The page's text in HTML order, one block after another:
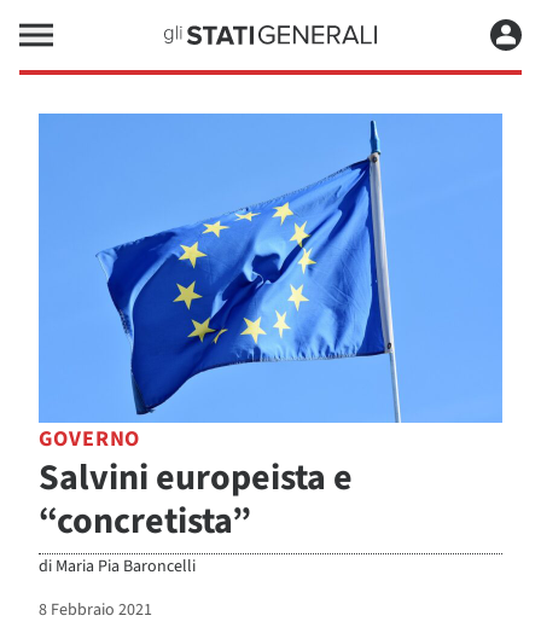
GOVERNO
Salvini europeista e
“concretista”
di Maria Pia Baroncelli
8 Febbraio 2021